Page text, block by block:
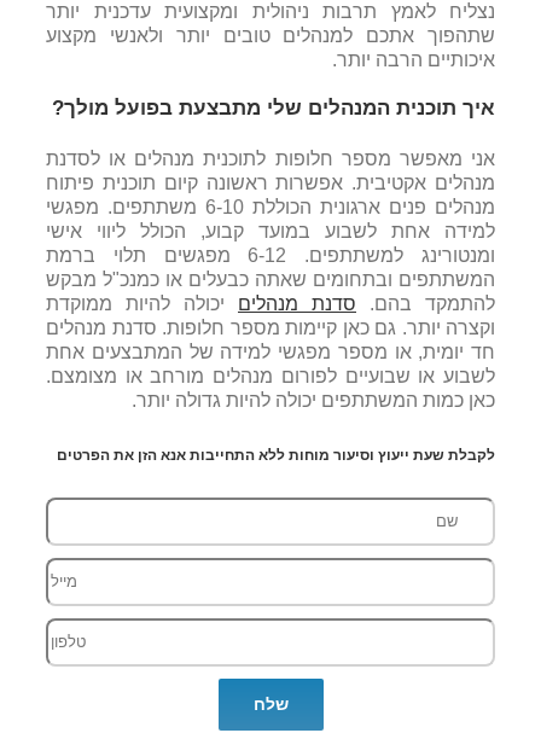
נצליח לאמץ תרבות ניהולית ומקצועית עדכנית יותר
שתהפוך אתכם למנהלים טובים יותר ולאנשי מקצוע
איכותיים הרבה יותר.
איך תוכנית המנהלים שלי מתבצעת בפועל מולך?
אני מאפשר מספר חלופות לתוכנית מנהלים או לסדנת
מנהלים אקטיבית. אפשרות ראשונה קיום תוכנית פיתוח
מנהלים פנים ארגונית הכוללת 6-10 משתתפים. מפגשי
למידה אחת לשבוע במועד קבוע, הכולל ליווי אישי
ומנטורינג למשתתפים. 6-12 מפגשים תלוי ברמת
המשתתפים ובתחומים שאתה כבעלים או כמנכ"ל מבקש
להתמקד בהם. סדנת מנהלים יכולה להיות ממוקדת
וקצרה יותר. גם כאן קיימות מספר חלופות. סדנת מנהלים
חד יומית, או מספר מפגשי למידה של המתבצעים אחת
לשבוע או שבועיים לפורום מנהלים מורחב או מצומצם.
כאן כמות המשתתפים יכולה להיות גדולה יותר.
לקבלת שעת ייעוץ וסיעור מוחות ללא התחייבות אנא הזן את הפרטים